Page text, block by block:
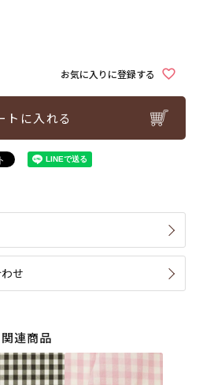
お気に入りに登録する
トに入れる
せ
関連商品